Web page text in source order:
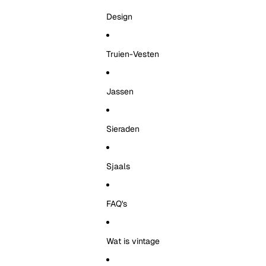
Design
Truien-Vesten
Jassen
Sieraden
Sjaals
FAQ's
Wat is vintage